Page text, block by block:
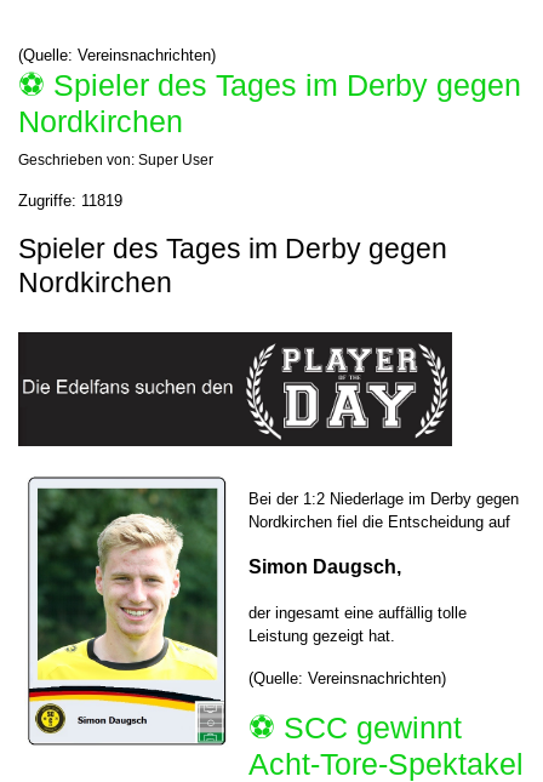
(Quelle: Vereinsnachrichten)
⚽️ Spieler des Tages im Derby gegen
Nordkirchen
Geschrieben von: Super User
Zugriffe: 11819
Spieler des Tages im Derby gegen
Nordkirchen
Bei der 1:2 Niederlage im Derby gegen
Nordkirchen fiel die Entscheidung auf
Simon Daugsch,
der ingesamt eine auffällig tolle
Leistung gezeigt hat.
(Quelle: Vereinsnachrichten)
⚽️ SCC gewinnt
Acht-Tore-Spektakel